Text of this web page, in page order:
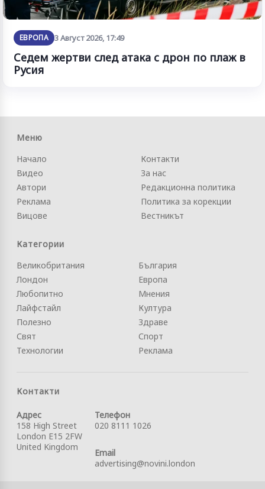
ЕВРОПА 3 Август 2026, 17:49
Седем жертви след атака с дрон по плаж в
Русия
Меню
Начало
Видео
Автори
Реклама
Вицове
Контакти
За нас
Редакционна политика
Политика за корекции
Вестникът
Категории
Великобритания
Лондон
Любопитно
Лайфстайл
Полезно
Свят
Технологии
България
Европа
Мнения
Култура
Здраве
Спорт
Реклама
Контакти
Адрес
158 High Street
London E15 2FW
United Kingdom
Телефон
020 8111 1026
Email
advertising@novini.london